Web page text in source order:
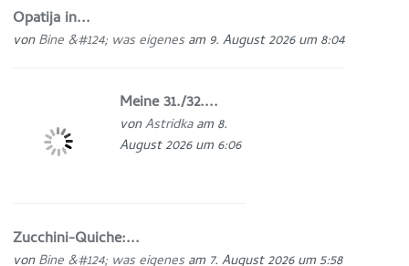
Opatija in...
vonBine &#124; was eigenesam 9. August 2026 um 8:04
Meine 31./32....
vonAstridkaam 8.
August 2026 um 6:06
Zucchini-Quiche:...
vonBine &#124; was eigenesam 7. August 2026 um 5:58